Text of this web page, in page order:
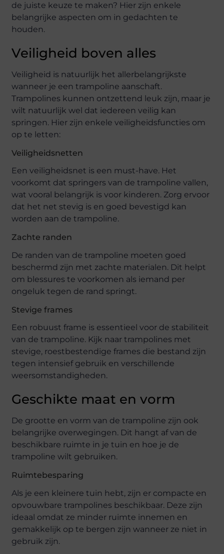
de juiste keuze te maken? Hier zijn enkele
belangrijke aspecten om in gedachten te
houden.
Veiligheid boven alles
Veiligheid is natuurlijk het allerbelangrijkste
wanneer je een trampoline aanschaft.
Trampolines kunnen ontzettend leuk zijn, maar je
wilt natuurlijk wel dat iedereen veilig kan
springen. Hier zijn enkele veiligheidsfuncties om
op te letten:
Veiligheidsnetten
Een veiligheidsnet is een must-have. Het
voorkomt dat springers van de trampoline vallen,
wat vooral belangrijk is voor kinderen. Zorg ervoor
dat het net stevig is en goed bevestigd kan
worden aan de trampoline.
Zachte randen
De randen van de trampoline moeten goed
beschermd zijn met zachte materialen. Dit helpt
om blessures te voorkomen als iemand per
ongeluk tegen de rand springt.
Stevige frames
Een robuust frame is essentieel voor de stabiliteit
van de trampoline. Kijk naar trampolines met
stevige, roestbestendige frames die bestand zijn
tegen intensief gebruik en verschillende
weersomstandigheden.
Geschikte maat en vorm
De grootte en vorm van de trampoline zijn ook
belangrijke overwegingen. Dit hangt af van de
beschikbare ruimte in je tuin en hoe je de
trampoline wilt gebruiken.
Ruimtebesparing
Als je een kleinere tuin hebt, zijn er compacte en
opvouwbare trampolines beschikbaar. Deze zijn
ideaal omdat ze minder ruimte innemen en
gemakkelijk op te bergen zijn wanneer ze niet in
gebruik zijn.